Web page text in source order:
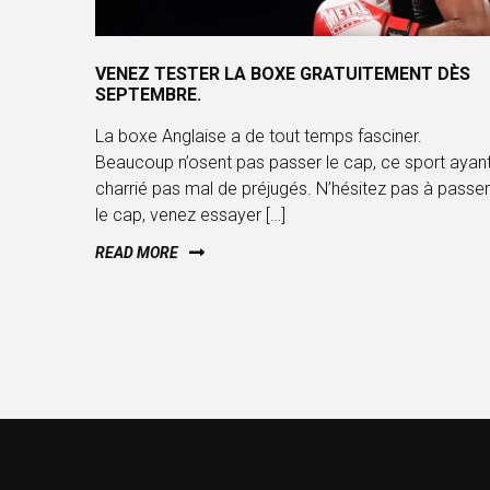
VENEZ TESTER LA BOXE GRATUITEMENT DÈS
SEPTEMBRE.
La boxe Anglaise a de tout temps fasciner.
Beaucoup n’osent pas passer le cap, ce sport
charrié pas mal de préjugés. N’hésitez pas à passer
le cap, venez essayer […]
READ MORE